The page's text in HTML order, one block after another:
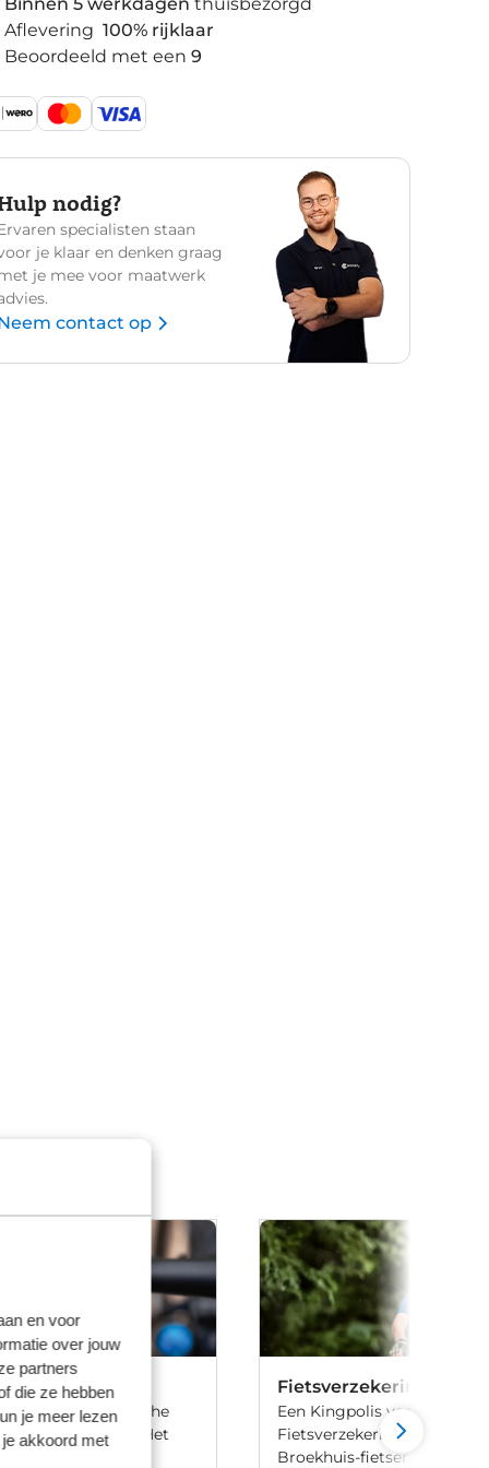
en voor
over jouw
partners
die ze hebben
je meer lezen
akkoord met
Aflevering 100% rijklaar
Beoordeeld met een 9
nodig?
specialisten staan
je klaar en denken graag
je mee voor maatwerk
contact op
een minimalistische
voor een e-bike. Het
maar goed
Fietsverzekering
Een Kingpolis voor
Fietsverzekering sluit je af
Broekhuis-fietsenwinkels